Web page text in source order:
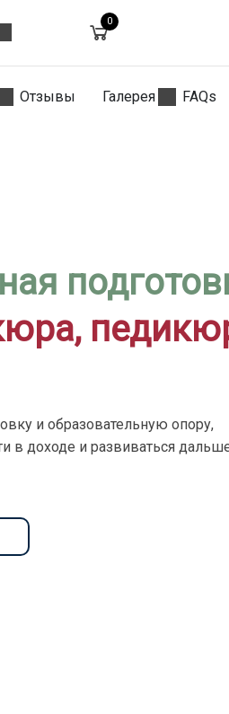
0
Отзывы Галерея FAQs
и образовательную опору,
в доходе и развиваться